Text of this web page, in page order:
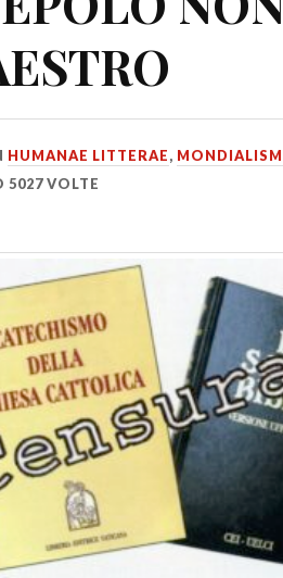
HUMANAE LITTERAE,
5027 VOLTE